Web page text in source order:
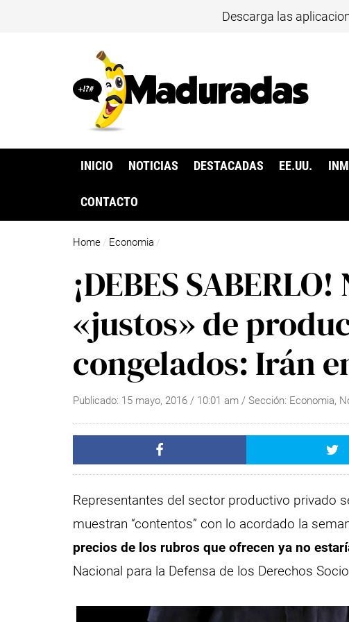
Descarga las
INICIO NOTICIAS DESTACADAS EE.UU.
CONTACTO
Home / Economia /
¡DEBES
«justos» de
congelados: Irán
Publicado: 15 mayo, 2016 / 10:01 am/ Sección: Economia,
Representantes del sector productivo privado
muestran “contentos” con lo acordado la
precios de los rubros que ofrecen ya no
Nacional para la Defensa de los Derechos